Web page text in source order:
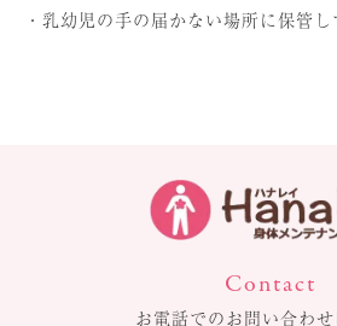
・乳幼児の手の届かない場所に保管し
Contact
お電話でのお問い合わ